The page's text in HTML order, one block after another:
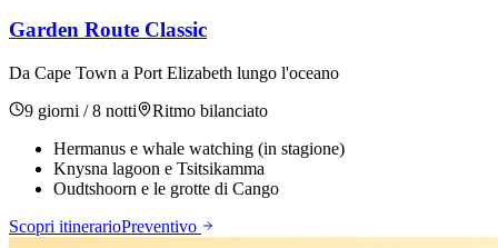
Garden Route Classic
Da Cape Town a Port Elizabeth lungo l'oceano
9 giorni / 8 notti
Ritmo bilanciato
Hermanus e whale watching (in stagione)
Knysna lagoon e Tsitsikamma
Oudtshoorn e le grotte di Cango
Scopri itinerarioPreventivo